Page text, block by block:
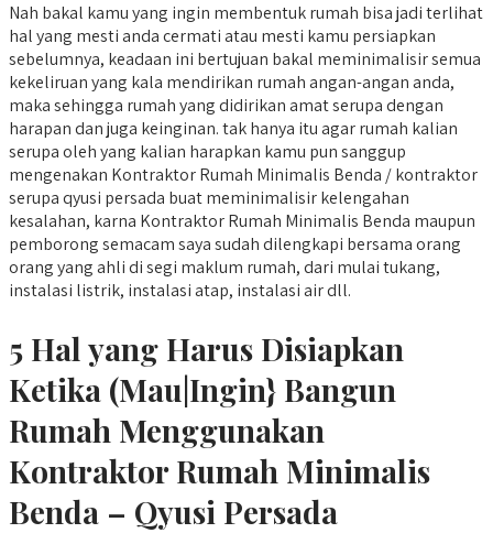
Nah bakal kamu yang ingin membentuk rumah bisa jadi terlihat
hal yang mesti anda cermati atau mesti kamu persiapkan
sebelumnya, keadaan ini bertujuan bakal meminimalisir semua
kekeliruan yang kala mendirikan rumah angan-angan anda,
maka sehingga rumah yang didirikan amat serupa dengan
harapan dan juga keinginan. tak hanya itu agar rumah kalian
serupa oleh yang kalian harapkan kamu pun sanggup
mengenakan Kontraktor Rumah Minimalis Benda / kontraktor
serupa qyusi persada buat meminimalisir kelengahan
kesalahan, karna Kontraktor Rumah Minimalis Benda maupun
pemborong semacam saya sudah dilengkapi bersama orang
orang yang ahli di segi maklum rumah, dari mulai tukang,
instalasi listrik, instalasi atap, instalasi air dll.
5 Hal yang Harus Disiapkan
Ketika (Mau|Ingin} Bangun
Rumah Menggunakan
Kontraktor Rumah Minimalis
Benda – Qyusi Persada